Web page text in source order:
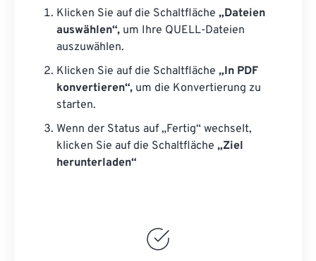
Klicken Sie auf die Schaltfläche „Dateien
auswählen“, um Ihre QUELL-Dateien
auszuwählen.
Klicken Sie auf die Schaltfläche „In PDF
konvertieren“, um die Konvertierung zu
starten.
Wenn der Status auf „Fertig“ wechselt,
klicken Sie auf die Schaltfläche „Ziel
herunterladen“